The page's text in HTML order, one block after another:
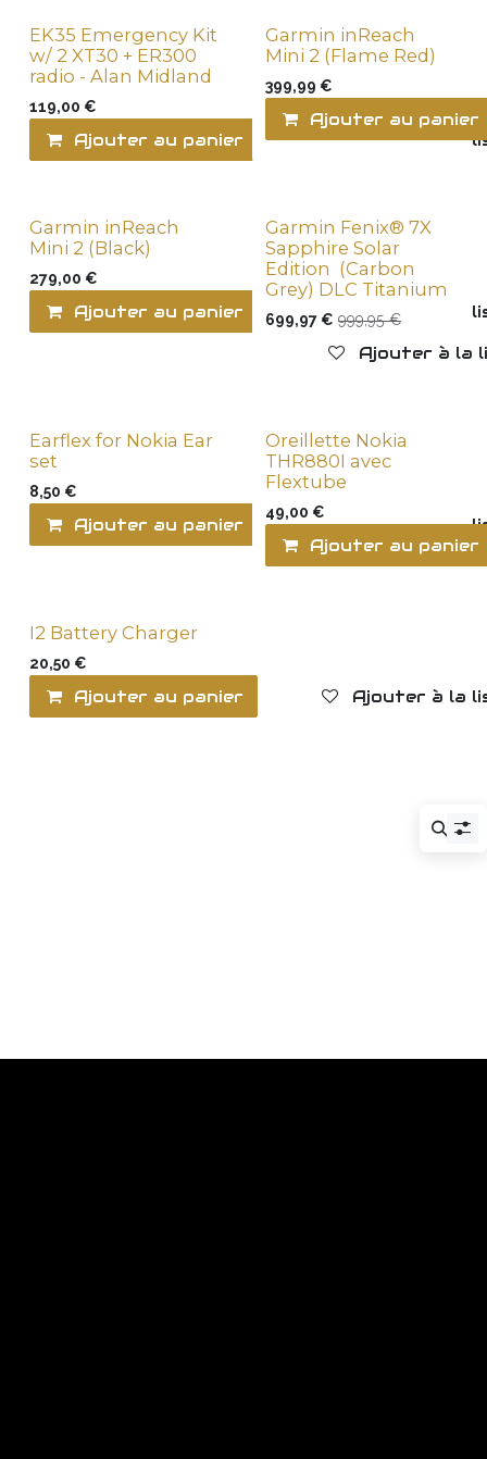
EK35 Emergency Kit
w/ 2 XT30 + ER300
radio - Alan Midland
119,00 €
Ajouter au panier Ajouter à la
Garmin inReach
Mini 2 (Flame Red)
399,99 €
Ajouter au panier
Last items
Garmin inReach
Mini 2 (Black)
279,00 €
Ajouter au panier Ajouter à la
Last items
Garmin Fenix® 7X
Sapphire Solar
Edition (Carbon
Grey) DLC Titanium
699,97€ 999,95€
Ajouter à la
Earflex for Nokia Ear
set
8,50 €
Ajouter au panier Ajouter à la
Oreillette Nokia
THR880I avec
Flextube
49,00 €
Ajouter au panier
I2 Battery Charger
20,50 €
Ajouter au panier Ajouter à la